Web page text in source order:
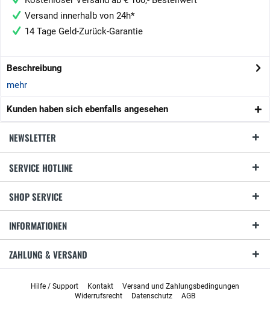
Versand innerhalb von 24h*
14 Tage Geld-Zurück-Garantie
Beschreibung
mehr
Kunden haben sich ebenfalls angesehen
NEWSLETTER
SERVICE HOTLINE
SHOP SERVICE
INFORMATIONEN
ZAHLUNG & VERSAND
Hilfe / Support Kontakt
Versand und Zahlungsbedingungen
Widerrufsrecht
Datenschutz AGB